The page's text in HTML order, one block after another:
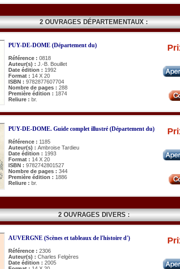
2 OUVRAGES DÉPARTEMENTAUX :
PUY-DE-DOME (Département du)
Référence : 0818
Auteur(s) : J.-B. Bouillet
Date édition : 1992
Format : 14 X 20
ISBN : 9782877607704
Nombre de pages : 288
Première édition : 1874
Reliure : br.
PUY-DE-DOME. Guide complet illustré (Département du)
Référence : 1185
Auteur(s) : Ambroise Tardieu
Date édition : 1993
Format : 14 X 20
ISBN : 9782742801527
Nombre de pages : 344
Première édition : 1886
Reliure : br.
2 OUVRAGES DIVERS :
AUVERGNE (Scènes et tableaux de l'histoire d')
Référence : 2306
Auteur(s) : Charles Felgères
Date édition : 2005